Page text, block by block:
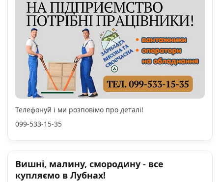
Телефонуй і ми розповімо про деталі!
099-533-15-35
Вишні, малину, смородину - все
купляємо в Лубнах!